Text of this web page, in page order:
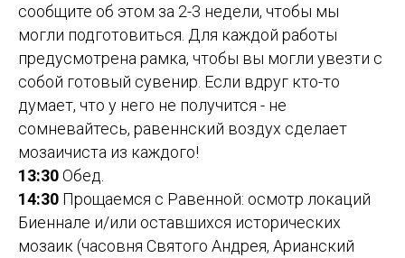
сообщите об этом за 2-3 недели, чтобы мы
могли подготовиться. Для каждой работы
предусмотрена рамка, чтобы вы могли увезти с
собой готовый сувенир. Если вдруг кто-то
думает, что у него не получится - не
сомневайтесь, равеннский воздух сделает
мозаичиста из каждого!
13:30Обед.
14:30 Прощаемся с Равенной: осмотр локаций
Биеннале и/или оставшихся исторических
мозаик (часовня Святого Андрея, Арианский